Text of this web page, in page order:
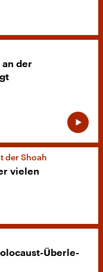
an der
der Shoah
vielen
Über­le­